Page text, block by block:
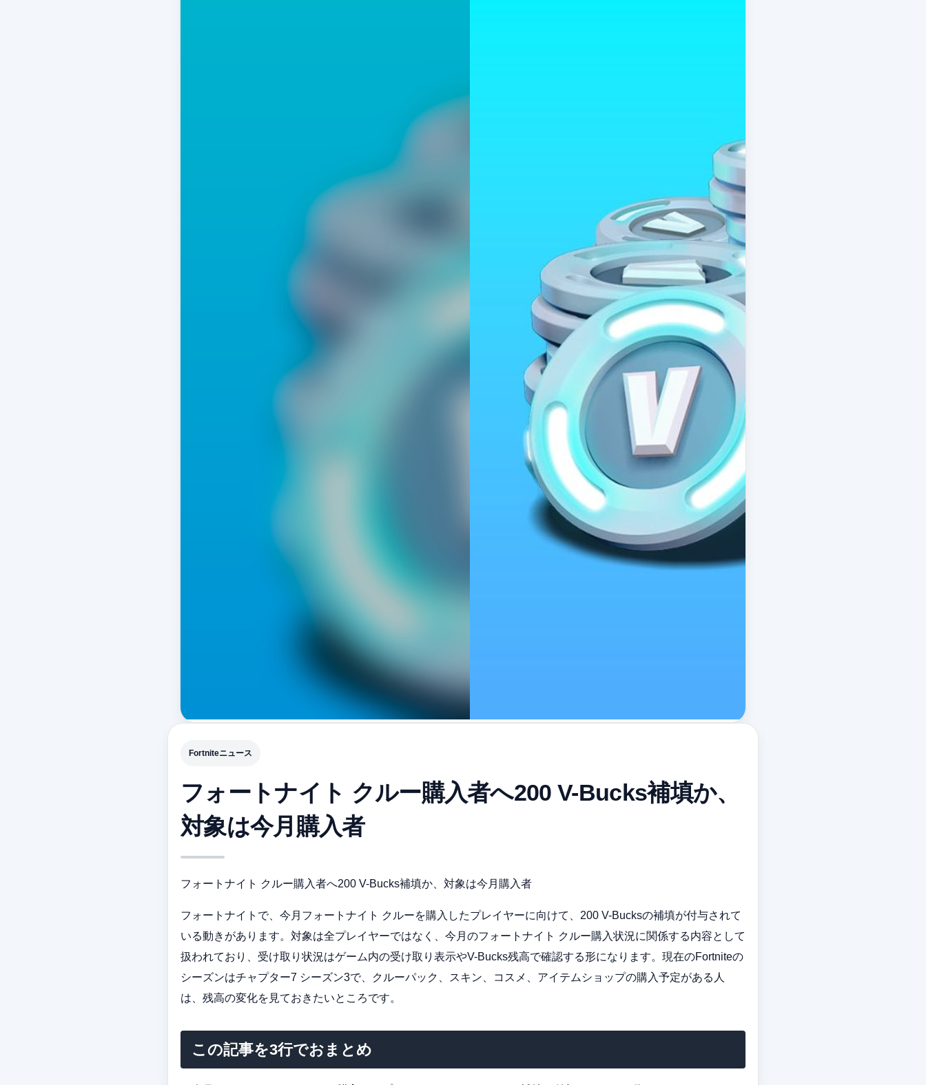
Fortniteニュース
フォートナイト クルー購入者へ200 V-Bucks補填か、
対象は今月購入者
フォートナイト クルー購入者へ200 V-Bucks補填か、対象は今月購入者
フォートナイトで、今月フォートナイト クルーを購入したプレイヤーに向けて、200 V-Bucksの補填が付与されて
いる動きがあります。対象は全プレイヤーではなく、今月のフォートナイト クルー購入状況に関係する内容として
扱われており、受け取り状況はゲーム内の受け取り表示やV-Bucks残高で確認する形になります。現在のFortniteの
シーズンはチャプター7 シーズン3で、クルーパック、スキン、コスメ、アイテムショップの購入予定がある人
は、残高の変化を見ておきたいところです。
この記事を3行でおまとめ